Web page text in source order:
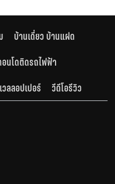
บ้านเดี่ยว บ้านแฝด
นโดติดรถไฟฟ้า
วลลอปเปอร์ วีดีโอรีวิว